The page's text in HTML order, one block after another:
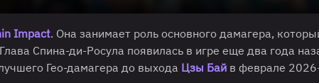
Impact. Она занимает роль основного дамагера,
Спина-ди-Росула появилась в игре еще два года
Гео-дамагера до выхода Цзы Бай в феврале